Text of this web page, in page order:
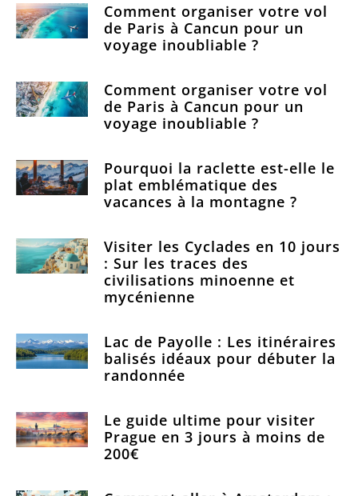
Comment organiser votre vol
de Paris à Cancun pour un
voyage inoubliable ?
Comment organiser votre vol
de Paris à Cancun pour un
voyage inoubliable ?
Pourquoi la raclette est-elle le
plat emblématique des
vacances à la montagne ?
Visiter les Cyclades en 10 jours
: Sur les traces des
civilisations minoenne et
mycénienne
Lac de Payolle : Les itinéraires
balisés idéaux pour débuter la
randonnée
Le guide ultime pour visiter
Prague en 3 jours à moins de
200€